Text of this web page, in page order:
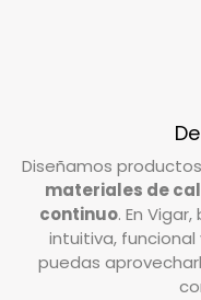
Si tu pedido está
(15 días hábiles),
poniéndote en
de Atención al
info@vigar.com,
ayudarte.
En un plazo
Diseñamos
materiales de
continuo. En
intuitiva,
puedas